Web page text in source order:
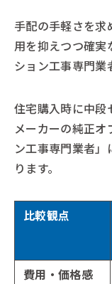
手配の手軽さを求
用を抑えつつ確
ション工事専門業
住宅購入時に中段
メーカーの純正オ
ン工事専門業者
ります。
比較観点
費用・価格感